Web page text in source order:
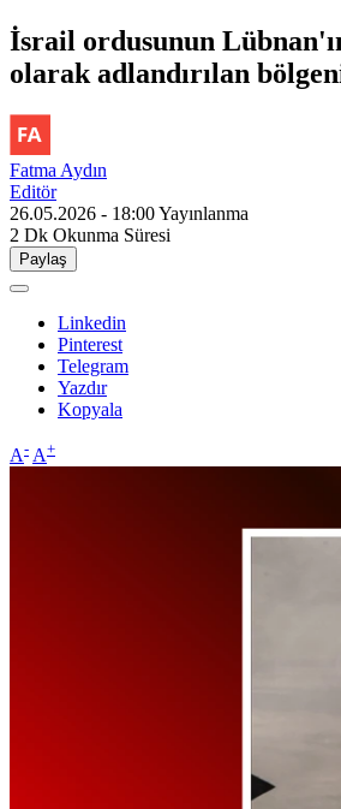
İsrail ordusunun
olarak adlandırılan
Fatma Aydın
Editör
26.05.2026 - 18:00Yayınlanma
2 Dk Okunma Süresi
Paylaş
Linkedin
Pinterest
Telegram
Yazdır
Kopyala
A- A+